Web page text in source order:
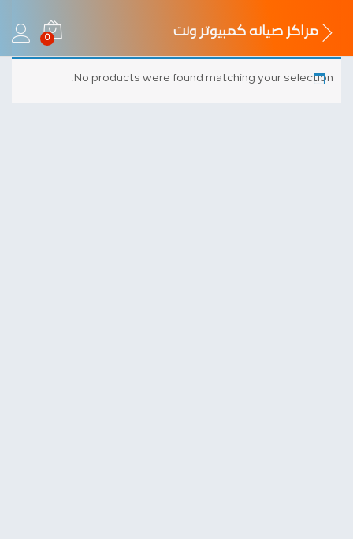
مراكز صيانه كمبيوتر ونت 0
No products were found matching your selection.